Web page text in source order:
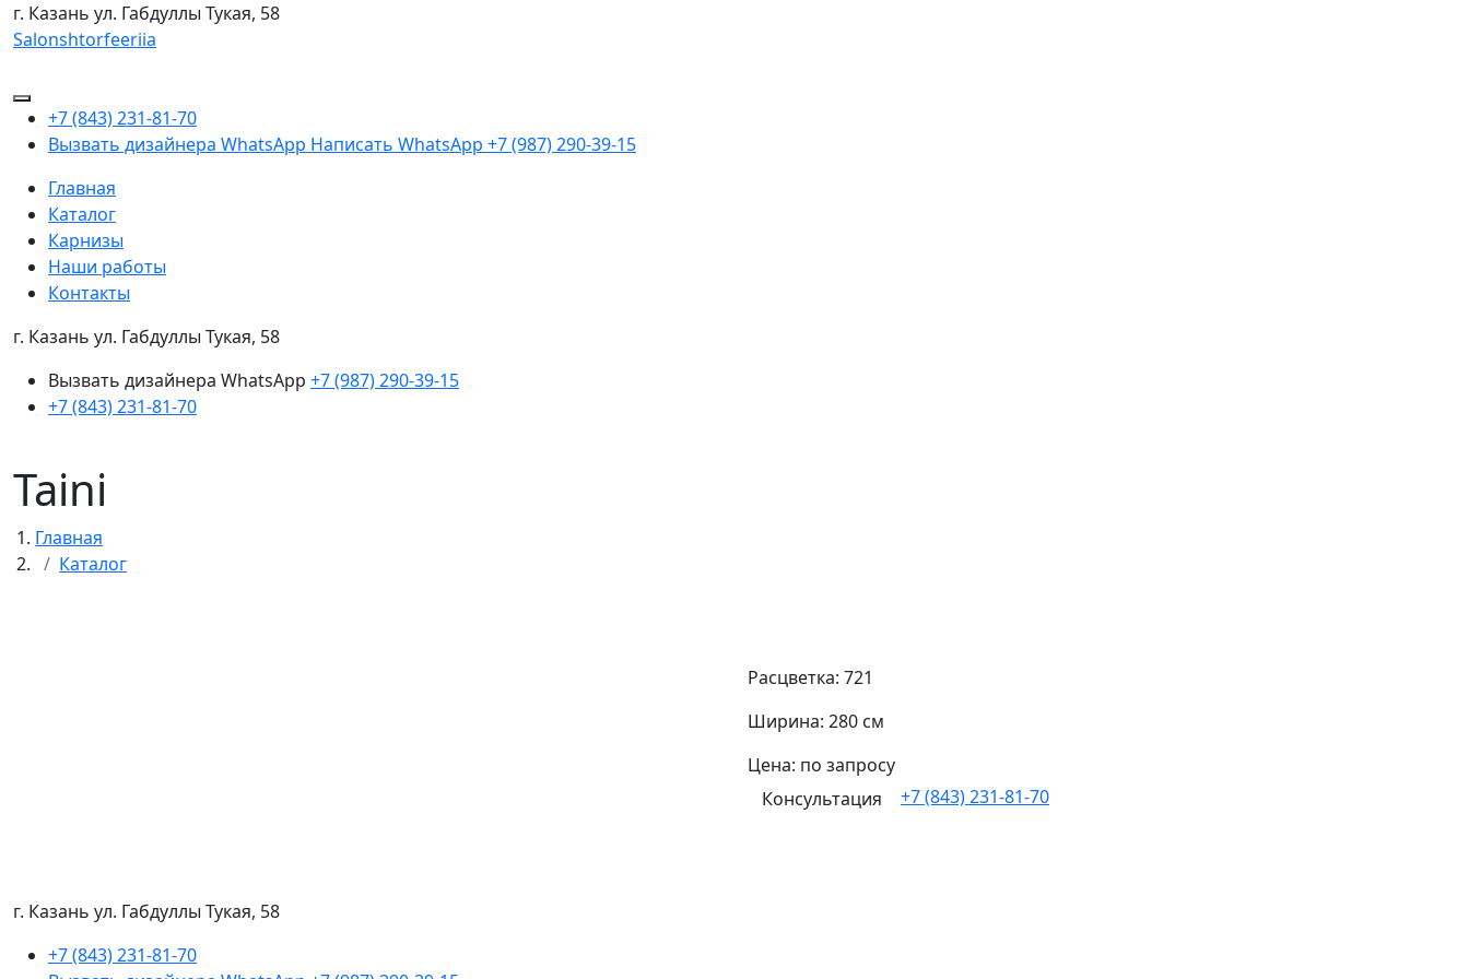
г. Казань ул. Габдуллы Тукая, 58
Salonshtorfeeriia
+7 (843) 231-81-70
Вызвать дизайнера WhatsApp Написать WhatsApp +7 (987) 290-39-15
Главная
Каталог
Карнизы
Наши работы
Контакты
г. Казань ул. Габдуллы Тукая, 58
Вызвать дизайнера WhatsApp +7 (987) 290-39-15
+7 (843) 231-81-70
Taini
Главная
Каталог
Расцветка: 721
Ширина: 280 см
Цена: по запросу
Консультация
+7 (843) 231-81-70
г. Казань ул. Габдуллы Тукая, 58
+7 (843) 231-81-70